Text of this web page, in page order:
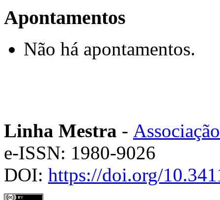
Apontamentos
Não há apontamentos.
Linha Mestra -
e-ISSN: 1980-9026
DOI: https://doi.org/